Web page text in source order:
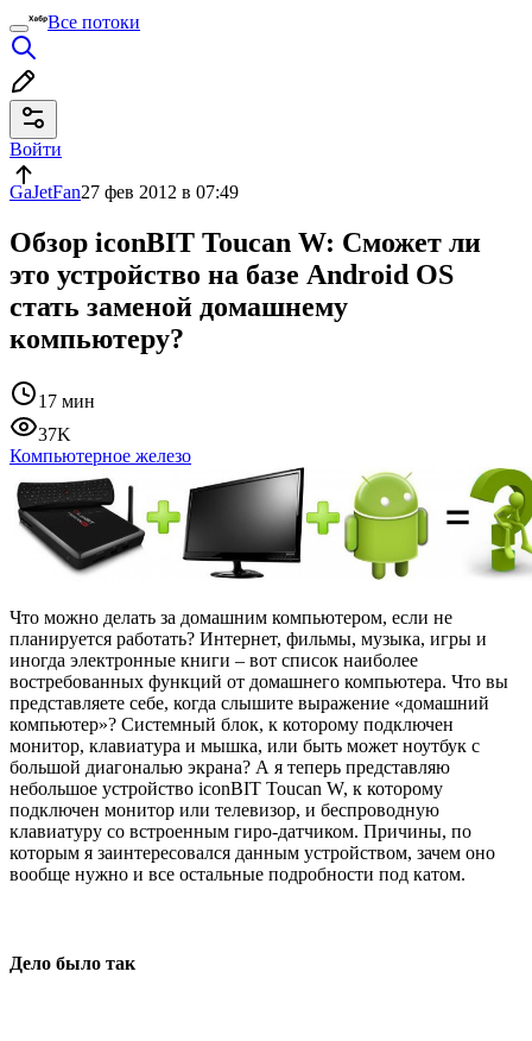
Все потоки
Войти
GaJetFan27 фев 2012 в 07:49
Обзор iconBIT Toucan W: Сможет ли
это устройство на базе Android OS
стать заменой домашнему
компьютеру?
17 мин
37K
Компьютерное железо
Что можно делать за домашним компьютером, если не
планируется работать? Интернет, фильмы, музыка, игры и
иногда электронные книги – вот список наиболее
востребованных функций от домашнего компьютера. Что вы
представляете себе, когда слышите выражение «домашний
компьютер»? Системный блок, к которому подключен
монитор, клавиатура и мышка, или быть может ноутбук с
большой диагональю экрана? А я теперь представляю
небольшое устройство iconBIT Toucan W, к которому
подключен монитор или телевизор, и беспроводную
клавиатуру со встроенным гиро-датчиком. Причины, по
которым я заинтересовался данным устройством, зачем оно
вообще нужно и все остальные подробности под катом.
Дело было так